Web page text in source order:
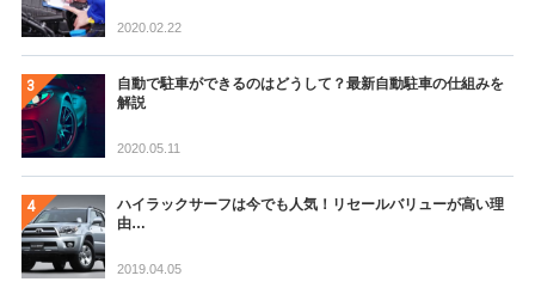
2020.02.22
自動で駐車ができるのはどうして？最新自動駐車の仕組みを
解説
2020.05.11
ハイラックサーフは今でも人気！リセールバリューが高い理
由…
2019.04.05